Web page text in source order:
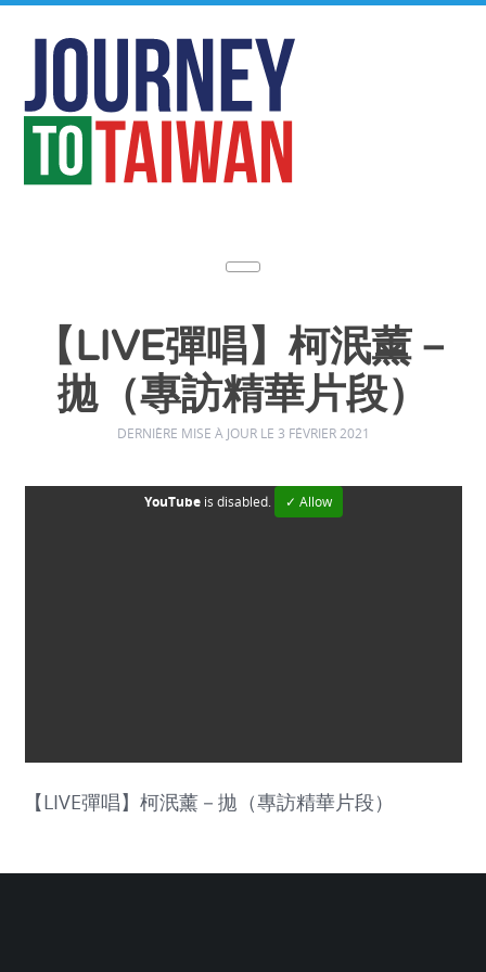
【LIVE彈唱】柯泯薰－
拋（專訪精華片段）
DERNIÈRE MISE À JOUR LE 3 FÉVRIER 2021
YouTubeis disabled. ✓ Allow
【LIVE彈唱】柯泯薰－拋（專訪精華片段）